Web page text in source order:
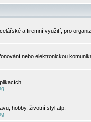
a firemní využití, pro
nebo elektronickou
hobby, životní styl atp.